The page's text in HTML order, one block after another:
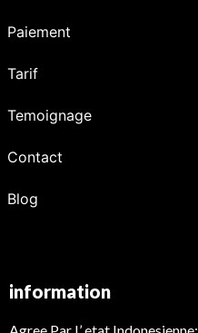
Paiement
Tarif
Temoignage
Contact
Blog
information